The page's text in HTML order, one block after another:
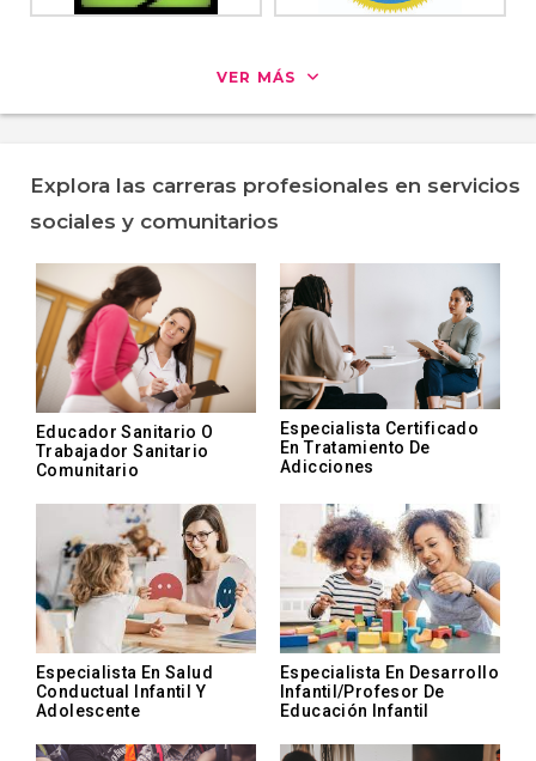
VER MÁS
Explora las carreras profesionales en servicios
sociales y comunitarios
Educador Sanitario O
Trabajador Sanitario
Comunitario
Especialista Certificado
En Tratamiento De
Adicciones
Especialista En Salud
Conductual Infantil Y
Adolescente
Especialista En Desarrollo
Infantil/Profesor De
Educación Infantil